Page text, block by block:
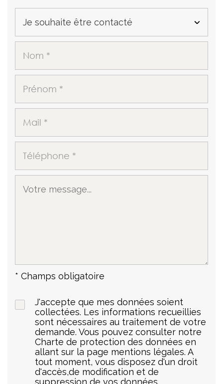
* Champs obligatoire
J'accepte que mes données soient
collectées. Les informations recueillies
sont nécessaires au traitement de votre
demande. Vous pouvez consulter notre
Charte de protection des données en
allant sur la page mentions légales. A
tout moment, vous disposez d'un droit
d'accès,de modification et de
suppression de vos données.